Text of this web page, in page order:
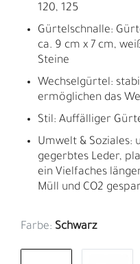
120, 125
Gürtelschnalle:
ca. 9 cm x 7 cm,
Steine
Wechselgürtel:
ermöglichen das
Stil: Auffälliger
Umwelt & Soziales:
gegerbtes Leder,
ein Vielfaches
Müll und CO2
Farbe: Schwarz